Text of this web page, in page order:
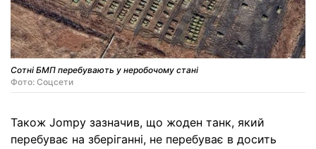
Сотні БМП перебувають у неробочому стані
Фото: Соцсети
Також Jompy зазначив, що жоден танк, який
перебуває на зберіганні, не перебуває в досить